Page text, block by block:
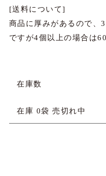
[送料について]
商品に厚みがあるので、
ですが4個以上の場合は
在庫数
在庫 0袋 売切れ中